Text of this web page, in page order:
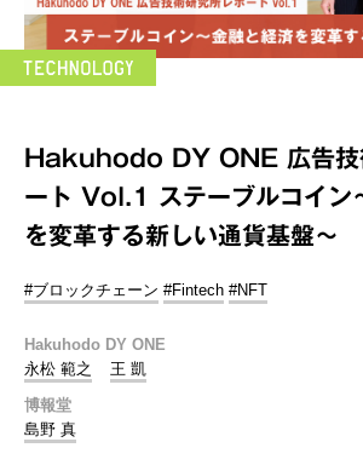
Hakuhodo DY ONE 広告技
ート Vol.1 ステーブルコイン
を変革する新しい通貨基盤～
#ブロックチェーン #Fintech #NFT
Hakuhodo DY ONE
永松 範之
王 凱
博報堂
島野 真